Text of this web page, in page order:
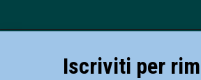
Iscriviti per